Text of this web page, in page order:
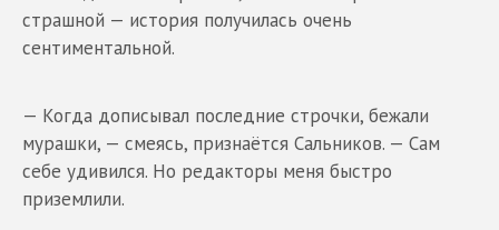
страшной — история получилась очень
сентиментальной.
— Когда дописывал последние строчки, бежали
мурашки, — смеясь, признаётся Сальников. — Сам
себе удивился. Но редакторы меня быстро
приземлили.